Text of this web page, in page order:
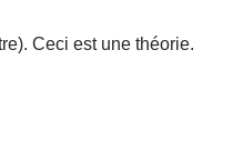
Ceci est une théorie.